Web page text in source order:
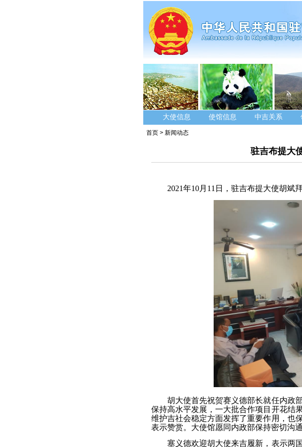
大使信息 使馆信息 中吉关系
首页 > 新闻动态
驻吉布提大
2021年10月 11 日，驻吉布提大使胡斌
胡大使首先祝贺赛义德部长就任内政
保持高水平发展，一大批合作项目开花结
维护吉社会稳定方面发挥了重要作用，也
表示赞赏。大使馆愿同内政部保持密切沟
塞义德欢迎胡大使来吉履新，表示两